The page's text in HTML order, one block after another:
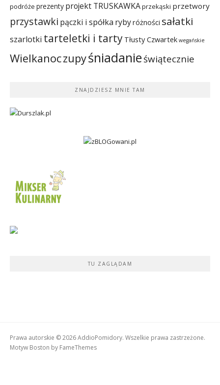
podróże prezenty projekt TRUSKAWKAprzekąski przetwory
przystawki pączki i spółka rybyróżności sałatki
szarlotki tarteletki i tarty Tłusty Czwartek wegańskie
Wielkanoczupyśniadanieświątecznie
ZNAJDZIESZ MNIE TAM
TU ZAGLĄDAM
Prawa autorskie © 2026 AddioPomidory. Wszelkie prawa zastrzeżone.
Motyw Boston by FameThemes